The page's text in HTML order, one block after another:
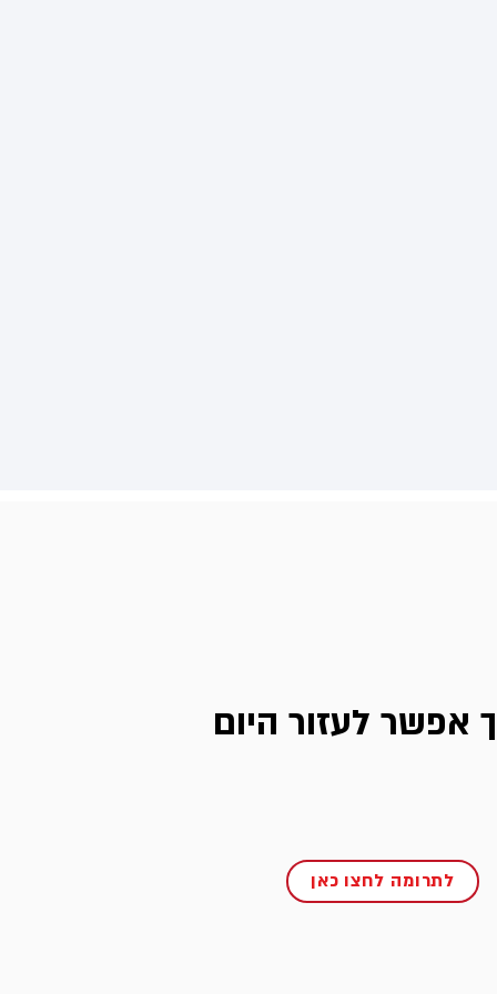
אפשר לעזור היום
לתרומה לחצו כאן